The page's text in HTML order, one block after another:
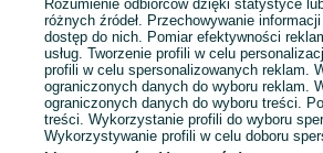
Rozumienie odbiorców dzięki statystyce
różnych źródeł. Przechowywanie
dostęp do nich. Pomiar efektywności
usług. Tworzenie profili w celu
profili w celu spersonalizowanych reklam.
ograniczonych danych do wyboru reklam.
ograniczonych danych do wyboru treści.
treści. Wykorzystanie profili do wyboru
Wykorzystywanie profili w celu doboru